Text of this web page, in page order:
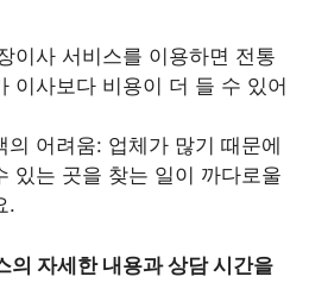
이사 서비스를 이용하면 전통
이사보다 비용이 더 들 수 있어
의 어려움: 업체가 많기 때문에
있는 곳을 찾는 일이 까다로울
.
의 자세한 내용과 상담 시간을